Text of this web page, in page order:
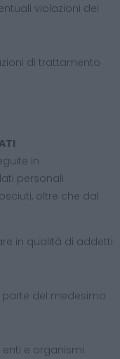
violazioni dei
di trattamento
in
personali
oltre che dal
in qualità di addetti
parte del medesimo
e organismi